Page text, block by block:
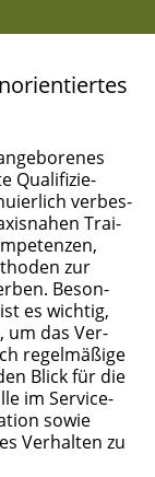
Qua­li­fi­zie­
ver­bes­
Trai­
zur
Beson­
es wich­tig,
um das Ver­
regel­mä­ßi­ge
Blick für die
im Ser­vice­
sowie
Ver­hal­ten zu